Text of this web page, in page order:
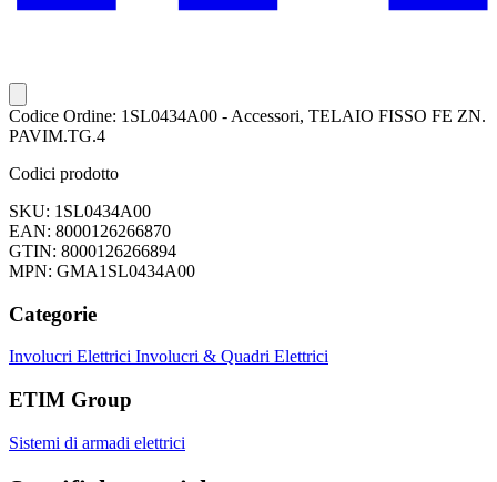
Codice Ordine: 1SL0434A00 - Accessori, TELAIO FISSO FE ZN.
PAVIM.TG.4
Codici prodotto
SKU: 1SL0434A00
EAN: 8000126266870
GTIN: 8000126266894
MPN: GMA1SL0434A00
Categorie
Involucri Elettrici Involucri & Quadri Elettrici
ETIM Group
Sistemi di armadi elettrici